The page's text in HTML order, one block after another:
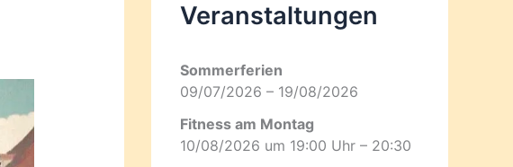
Veran­staltungen
Sommerferien
09/07/2026 – 19/08/2026
Fitness am Montag
10/08/2026 um 19:00 Uhr – 20:30